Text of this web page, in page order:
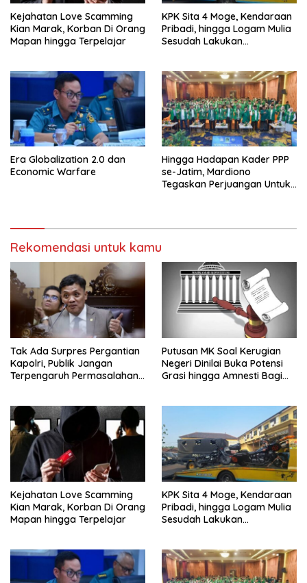
Kejahatan Love Scamming
Kian Marak, Korban Di Orang
Mapan hingga Terpelajar
KPK Sita 4 Moge, Kendaraan
Pribadi, hingga Logam Mulia
Sesudah Lakukan
Tindak Kejahatan Bupati
Pemalang
Era Globalization 2.0 dan
Economic Warfare
Hingga Hadapan Kader PPP
se-Jatim, Mardiono
Tegaskan Perjuangan Untuk
Rekomendasi untuk kamu
Tak Ada Surpres Pergantian
Kapolri, Publik Jangan
Terpengaruh Permasalahan
Putusan MK Soal Kerugian
Negeri Dinilai Buka Potensi
Grasi hingga Amnesti Bagi
Kejahatan Love Scamming
Kian Marak, Korban Di Orang
Mapan hingga Terpelajar
KPK Sita 4 Moge, Kendaraan
Pribadi, hingga Logam Mulia
Sesudah Lakukan
Tindak Kejahatan Bupati
Pemalang